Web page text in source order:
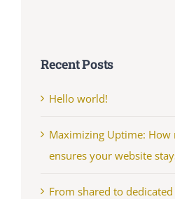
Recent Posts
Hello world!
Maximizing Uptime: How
ensures your website
From shared to